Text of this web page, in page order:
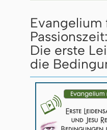
Passionszeit:
Die erste
die